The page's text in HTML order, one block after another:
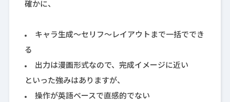
確かに、
キャラ生成〜セリフ〜レイアウトまで一括ででき
る
出力は漫画形式なので、完成イメージに近い
といった強みはありますが、
操作が英語ベースで直感的でない